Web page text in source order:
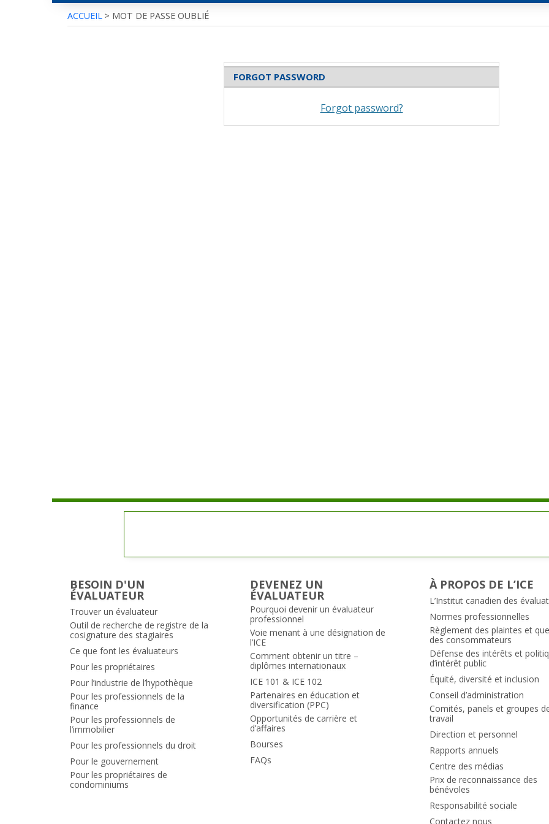
ACCUEIL > MOT DE PASSE OUBLIÉ
BESOIN D'UN
ÉVALUATEUR
Trouver un évaluateur
Outil de recherche de registre de la
cosignature des stagiaires
Ce que font les évaluateurs
Pour les propriétaires
Pour l’industrie de l’hypothèque
Pour les professionnels de la
finance
Pour les professionnels de
l’immobilier
Pour les professionnels du droit
Pour le gouvernement
Pour les propriétaires de
condominiums
DEVENEZ UN
ÉVALUATEUR
Pourquoi devenir un évaluateur
professionnel
Voie menant à une désignation de
l’ICE
Comment obtenir un titre –
diplômes internationaux
ICE 101 & ICE 102
Partenaires en éducation et
diversification (PPC)
Opportunités de carrière et
d’affaires
Bourses
FAQs
À PROPOS DE L’ICE
L’Institut canadien des
Normes professionnelles
Règlement des plaintes et
des consommateurs
Défense des intérêts et
d’intérêt public
Équité, diversité et inclusion
Conseil d’administration
Comités, panels et groupes
travail
Direction et personnel
Rapports annuels
Centre des médias
Prix de reconnaissance des
bénévoles
Responsabilité sociale
Contactez nous